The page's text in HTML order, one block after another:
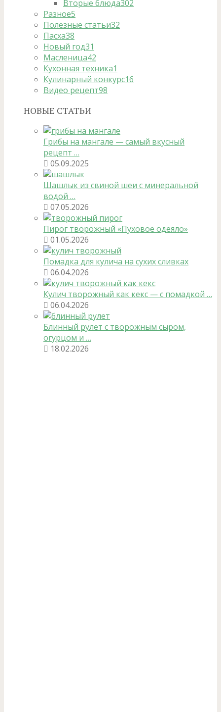
Вторые блюда302
Разное5
Полезные статьи32
Пасха38
Новый год31
Масленица42
Кухонная техника1
Кулинарный конкурс16
Видео рецепт98
НОВЫЕ СТАТЬИ
Грибы на мангале — самый вкусный
рецепт …
05.09.2025
Шашлык из свиной шеи с минеральной
водой …
07.05.2026
Пирог творожный «Пуховое одеяло»
01.05.2026
Помадка для кулича на сухих сливках
06.04.2026
Кулич творожный как кекс — с помадкой …
06.04.2026
Блинный рулет с творожным сыром,
огурцом и …
18.02.2026